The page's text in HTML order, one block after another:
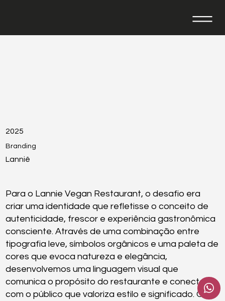
Lanniê
Branding
2025
Para o Lannie Vegan Restaurant, o desafio era
criar uma identidade que refletisse o conceito de
autenticidade, frescor e experiência gastronômica
consciente. Através de uma combinação entre
tipografia leve, símbolos orgânicos e uma paleta de
cores que evoca natureza e elegância,
desenvolvemos uma linguagem visual que
comunica o propósito do restaurante e conecta
com o público que valoriza estilo e significado. O